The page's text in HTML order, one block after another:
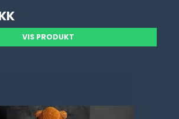
VIS PRODUKT